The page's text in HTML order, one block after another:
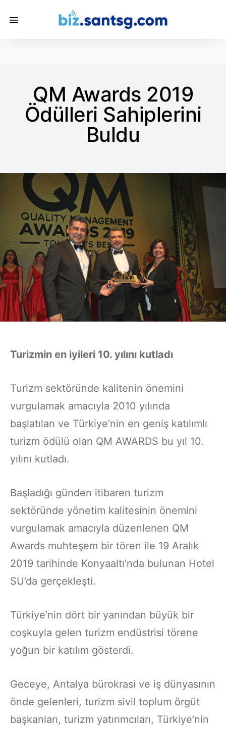
QM Awards 2019
Ödülleri Sahiplerini
Buldu
Turizmin en iyileri 10. yılını kutladı
Turizm sektöründe kalitenin önemini
vurgulamak amacıyla 2010 yılında
başlatılan ve Türkiye’nin en geniş katılımlı
turizm ödülü olan QM AWARDS bu yıl 10.
yılını kutladı.
Başladığı günden itibaren turizm
sektöründe yönetim kalitesinin önemini
vurgulamak amacıyla düzenlenen QM
Awards muhteşem bir tören ile 19 Aralık
2019 tarihinde Konyaaltı’nda bulunan Hotel
SU’da gerçekleşti.
Türkiye’nin dört bir yanından büyük bir
coşkuyla gelen turizm endüstrisi törene
yoğun bir katılım gösterdi.
Geceye, Antalya bürokrasi ve iş dünyasının
önde gelenleri, turizm sivil toplum örgüt
başkanları, turizm yatırımcıları, Türkiye’nin